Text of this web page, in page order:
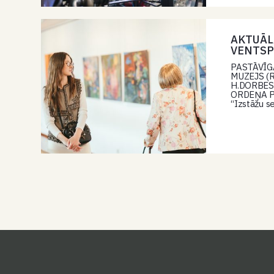
MUZEJS
ORDEŅA
“Izstāžu